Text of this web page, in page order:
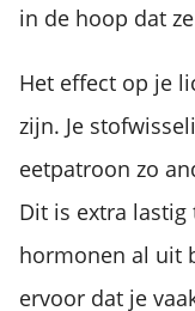
in de hoop dat
Het effect op je
zijn. Je
eetpatroon zo
Dit is extra lastig
hormonen al uit
ervoor dat je